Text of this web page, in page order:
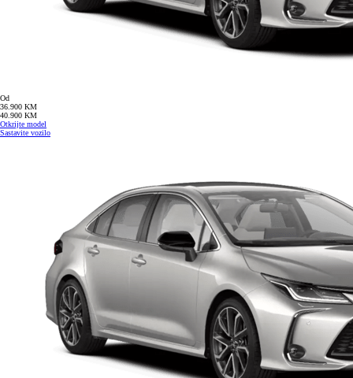
Od
36.900 KM
40.900 KM
Otkrijte model
Sastavite vozilo